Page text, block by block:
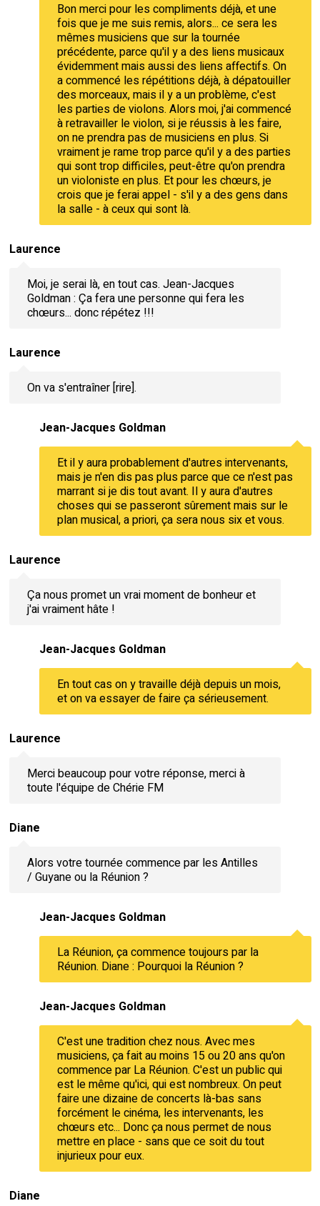
Bon merci pour les compliments déjà, et une
fois que je me suis remis, alors... ce sera les
mêmes musiciens que sur la tournée
précédente, parce qu'il y a des liens musicaux
évidemment mais aussi des liens affectifs. On
a commencé les répétitions déjà, à dépatouiller
des morceaux, mais il y a un problème, c'est
les parties de violons. Alors moi, j'ai commencé
à retravailler le violon, si je réussis à les faire,
on ne prendra pas de musiciens en plus. Si
vraiment je rame trop parce qu'il y a des parties
qui sont trop difficiles, peut-être qu'on prendra
un violoniste en plus. Et pour les chœurs, je
crois que je ferai appel - s'il y a des gens dans
la salle - à ceux qui sont là.
Laurence
Moi, je serai là, en tout cas. Jean-Jacques
Goldman : Ça fera une personne qui fera les
chœurs... donc répétez !!!
Laurence
On va s'entraîner [rire].
Jean-Jacques Goldman
Et il y aura probablement d'autres intervenants,
mais je n'en dis pas plus parce que ce n'est pas
marrant si je dis tout avant. Il y aura d'autres
choses qui se passeront sûrement mais sur le
plan musical, a priori, ça sera nous six et vous.
Laurence
Ça nous promet un vrai moment de bonheur et
j'ai vraiment hâte !
Jean-Jacques Goldman
En tout cas on y travaille déjà depuis un mois,
et on va essayer de faire ça sérieusement.
Laurence
Merci beaucoup pour votre réponse, merci à
toute l'équipe de Chérie FM
Diane
Alors votre tournée commence par les Antilles
/ Guyane ou la Réunion ?
Jean-Jacques Goldman
La Réunion, ça commence toujours par la
Réunion. Diane : Pourquoi la Réunion ?
Jean-Jacques Goldman
C'est une tradition chez nous. Avec mes
musiciens, ça fait au moins 15 ou 20 ans qu'on
commence par La Réunion. C'est un public qui
est le même qu'ici, qui est nombreux. On peut
faire une dizaine de concerts là-bas sans
forcément le cinéma, les intervenants, les
chœurs etc... Donc ça nous permet de nous
mettre en place - sans que ce soit du tout
injurieux pour eux.
Diane